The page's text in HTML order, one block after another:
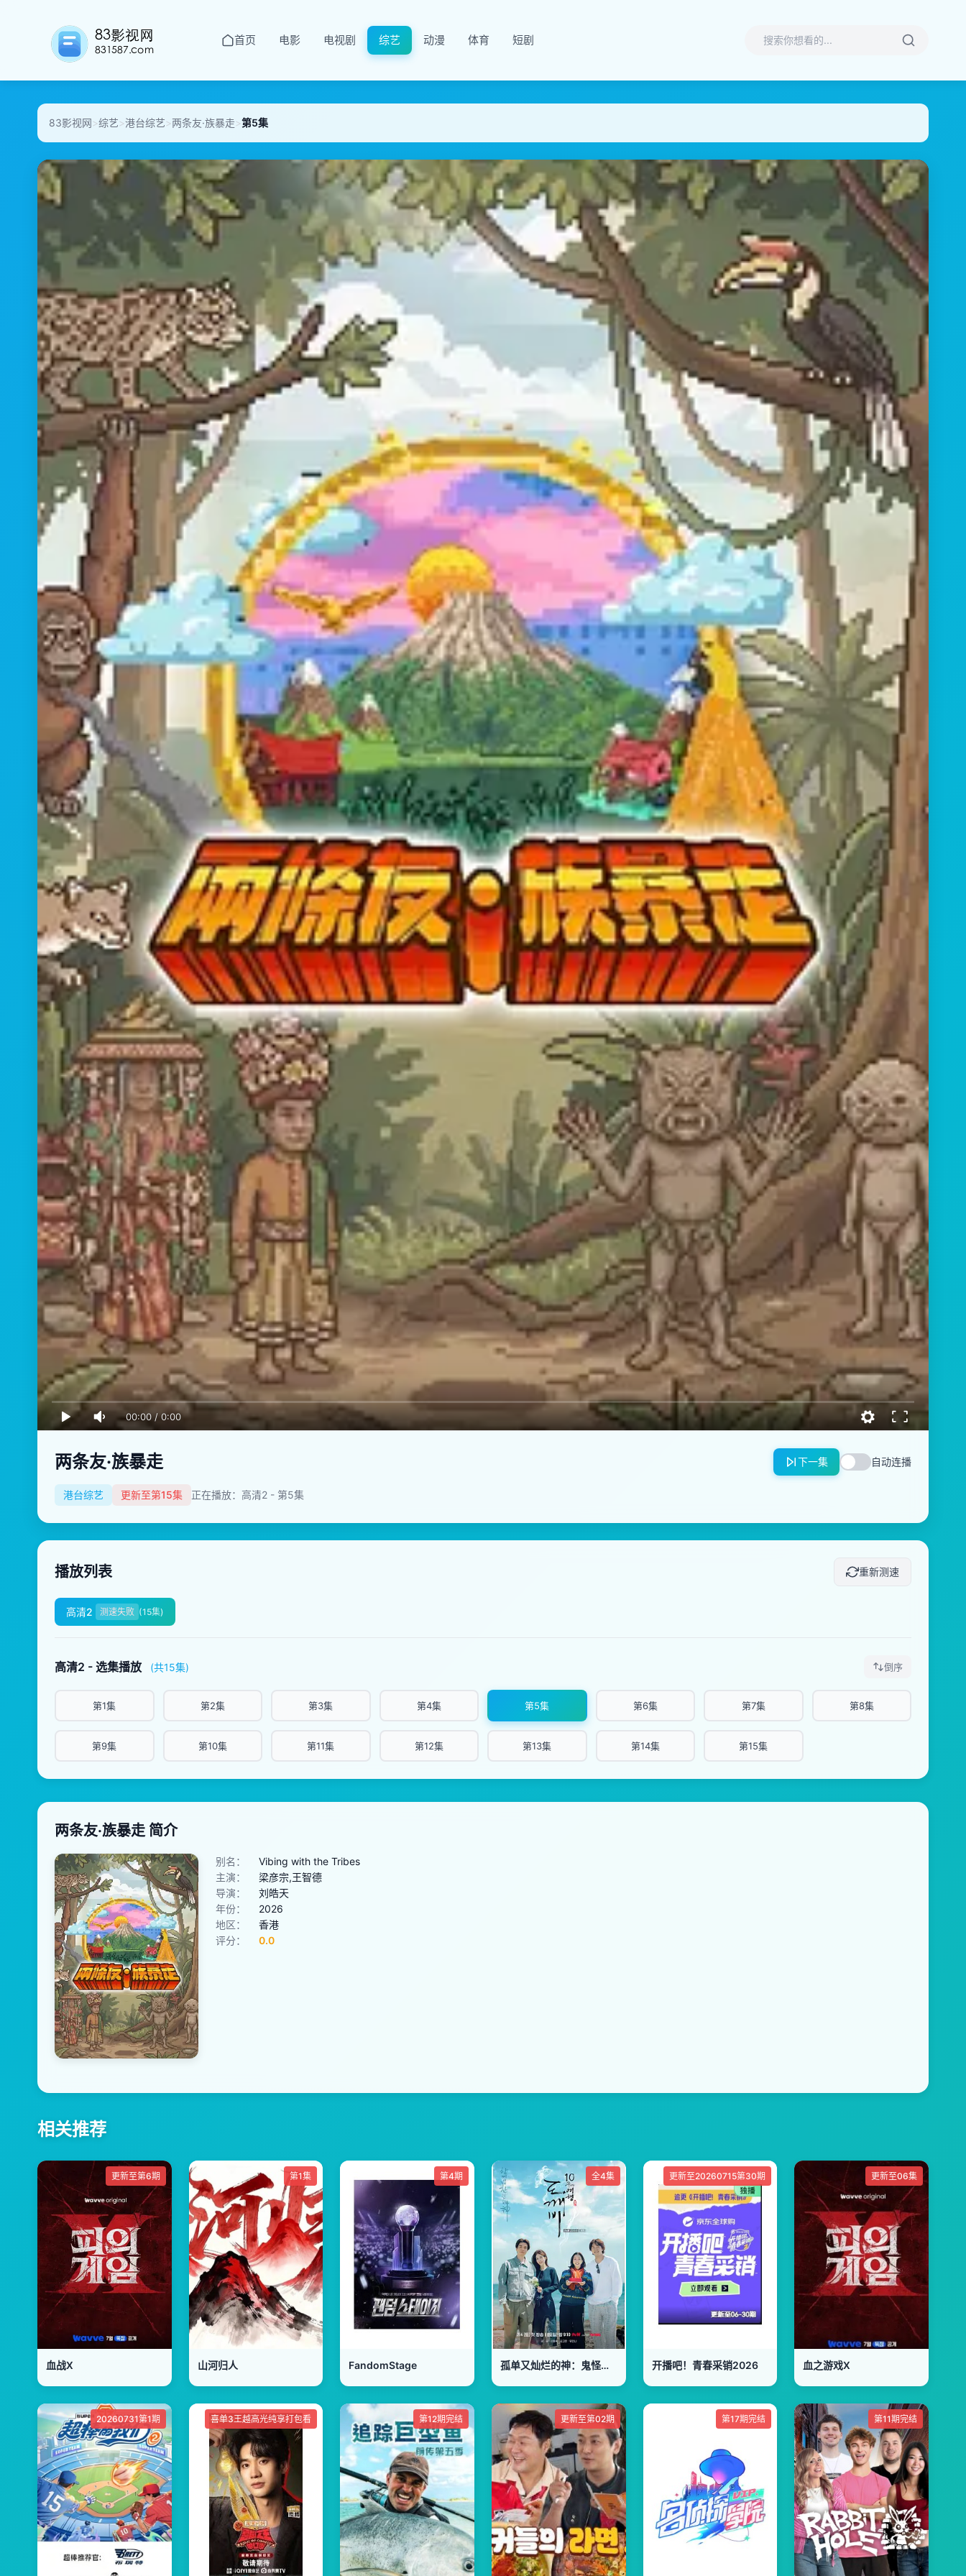
首页 电影 电视剧 综艺 动漫 体育 短剧
83影视网>综艺>港台综艺>两条友·族暴走>第5集
00:00/0:00
两条友·族暴走
港台综艺 更新至第15集 正在播放：高清2 - 第5集
下一集 自动连播
播放列表 重新测速
高清2 测速失败 (15集)
高清2 - 选集播放 (共15集) 倒序
第1集 第2集 第3集 第4集 第5集 第6集 第7集 第8集
第9集 第10集 第11集 第12集 第13集 第14集 第15集
两条友·族暴走 简介
别名：
Vibing with the Tribes
主演：
梁彦宗,王智德
导演：
刘皓天
年份：
2026
地区：
香港
评分：
0.0
相关推荐
更新至第6期
血战X
第1集
山河归人
第4期
FandomStage
全4集
孤单又灿烂的神：鬼怪十周年特辑
更新至20260715第30期
开播吧！青春采销2026
更新至06集
血之游戏X
20260731第1期 喜单3王越高光纯享打包看 第12期完结 更新至第02期 第17期完结 第11期完结